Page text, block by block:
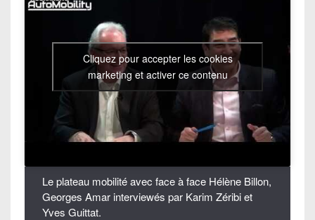
Cliquez pour accepter les cookies
marketing et activer ce contenu
Le plateau mobilité avec face à face Hélène Billon,
Georges Amar interviewés par Karim Zéribi et
Yves Guittat.